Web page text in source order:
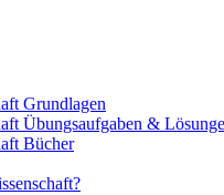
Grundlagen
Übungsaufgaben &
Bücher